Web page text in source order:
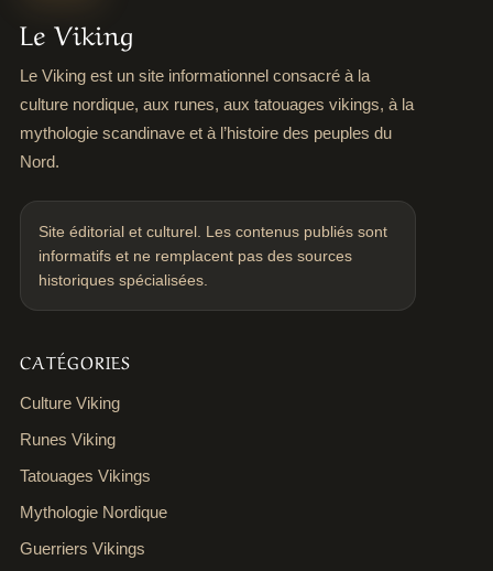
Le Viking
Le Viking est un site informationnel consacré à la
culture nordique, aux runes, aux tatouages vikings, à la
mythologie scandinave et à l’histoire des peuples du
Nord.
Site éditorial et culturel. Les contenus publiés sont
informatifs et ne remplacent pas des sources
historiques spécialisées.
CATÉGORIES
Culture Viking
Runes Viking
Tatouages Vikings
Mythologie Nordique
Guerriers Vikings